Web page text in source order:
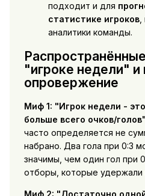
подходит и для
статистике игроков,
аналитики команды.
"игроке недели" и
опровержение
Миф 1: "Игрок недели -
больше всего очков/
часто определяется не
набрано. Два гола при 0:3
значимы, чем один гол при
отборы, которые